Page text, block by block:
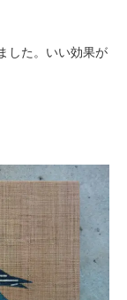
した。いい効果が